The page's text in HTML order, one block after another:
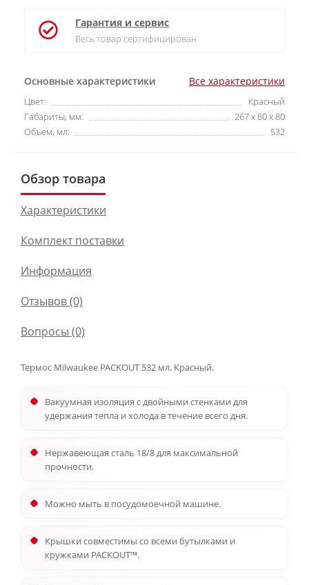
Основные характеристики Все характеристики
Цвет:
Красный
Габариты, мм:
267 x 80 x 80
Объем, мл:
532
Гарантия и сервис
Весь товар сертифицирован
Обзор товара
Характеристики
Комплект поставки
Информация
Отзывов (0)
Вопросы (0)
Термос Milwaukee PACKOUT 532 мл. Красный.
Вакуумная изоляция с двойными стенками для
удержания тепла и холода в течение всего дня.
Нержавеющая сталь 18/8 для максимальной
прочности.
Можно мыть в посудомоечной машине.
Крышки совместимы со всеми бутылками и
кружками PACKOUT™.